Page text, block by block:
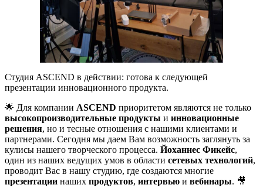
Студия ASCEND в действии: готова к следующей
презентации инновационного продукта.
🌟 Для компании ASCEND приоритетом являются не только
высокопроизводительные продукты и инновационные
решения, но и тесные отношения с нашими клиентами и
партнерами. Сегодня мы даем Вам возможность заглянуть за
кулисы нашего творческого процесса. Йоханнес Фикейс,
один из наших ведущих умов в области сетевых технологий,
проводит Вас в нашу студию, где создаются многие
презентации наших продуктов, интервью и вебинары. 🎥